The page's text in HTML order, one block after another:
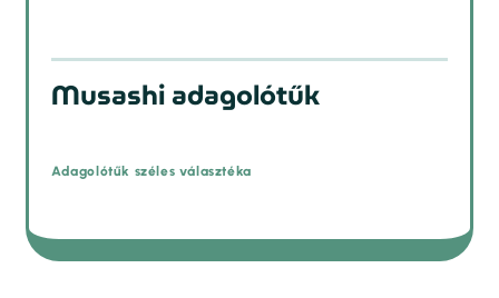
prev
Musashi adagolótűk
Adagolótűk széles választéka